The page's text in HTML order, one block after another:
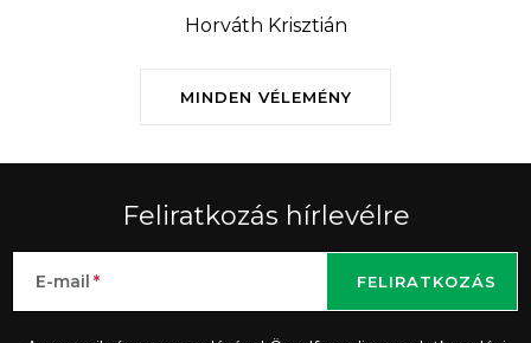
MINDEN VÉLEMÉNY
Horváth Krisztián
Feliratkozás hírlevélre
E-mail FELIRATKOZÁS